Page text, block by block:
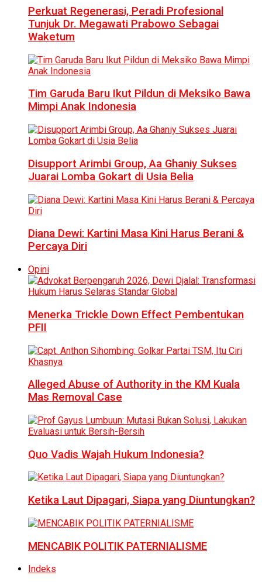
Perkuat Regenerasi, Peradi Profesional
Tunjuk Dr. Megawati Prabowo Sebagai
Waketum
Tim Garuda Baru Ikut Pildun di Meksiko Bawa
Mimpi Anak Indonesia
Disupport Arimbi Group, Aa Ghaniy Sukses
Juarai Lomba Gokart di Usia Belia
Diana Dewi: Kartini Masa Kini Harus Berani &
Percaya Diri
Opini
Menerka Trickle Down Effect Pembentukan
PFII
Alleged Abuse of Authority in the KM Kuala
Mas Removal Case
Quo Vadis Wajah Hukum Indonesia?
Ketika Laut Dipagari, Siapa yang Diuntungkan?
MENCABIK POLITIK PATERNIALISME
Indeks